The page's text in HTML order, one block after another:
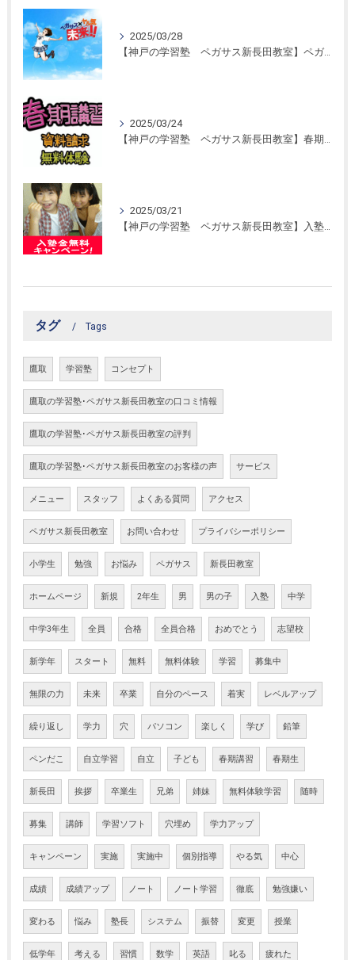
2025/03/28
【神戸の学習塾 ペガサス新長田教室】ペガサス学習スタイル！
2025/03/24
2025/03/21
【神戸の学習塾 ペガサス新長田教室】入塾金無料キャンペーン！
タグ Tags
鷹取 学習塾 コンセプト
鷹取の学習塾･ペガサス新長田教室の口コミ情報
鷹取の学習塾･ペガサス新長田教室の評判
鷹取の学習塾･ペガサス新長田教室のお客様の声 サービス
メニュー スタッフ よくある質問 アクセス
ペガサス新長田教室 お問い合わせ プライバシーポリシー
小学生 勉強 お悩み ペガサス 新長田教室
ホームページ 新規 2年生 男 男の子 入塾 中学
中学3年生 全員 合格 全員合格 おめでとう 志望校
新学年 スタート 無料 無料体験 学習 募集中
無限の力 未来 卒業 自分のペース 着実 レベルアップ
繰り返し 学力 穴 パソコン 楽しく 学び 鉛筆
ペンだこ 自立学習 自立 子ども 春期講習 春期生
新長田 挨拶 卒業生 兄弟 姉妹 無料体験学習 随時
募集 講師 学習ソフト 穴埋め 学力アップ
キャンペーン 実施 実施中 個別指導 やる気 中心
成績 成績アップ ノート ノート学習 徹底 勉強嫌い
変わる 悩み 塾長 システム 振替 変更 授業
低学年 考える 習慣 数学 英語 叱る 疲れた